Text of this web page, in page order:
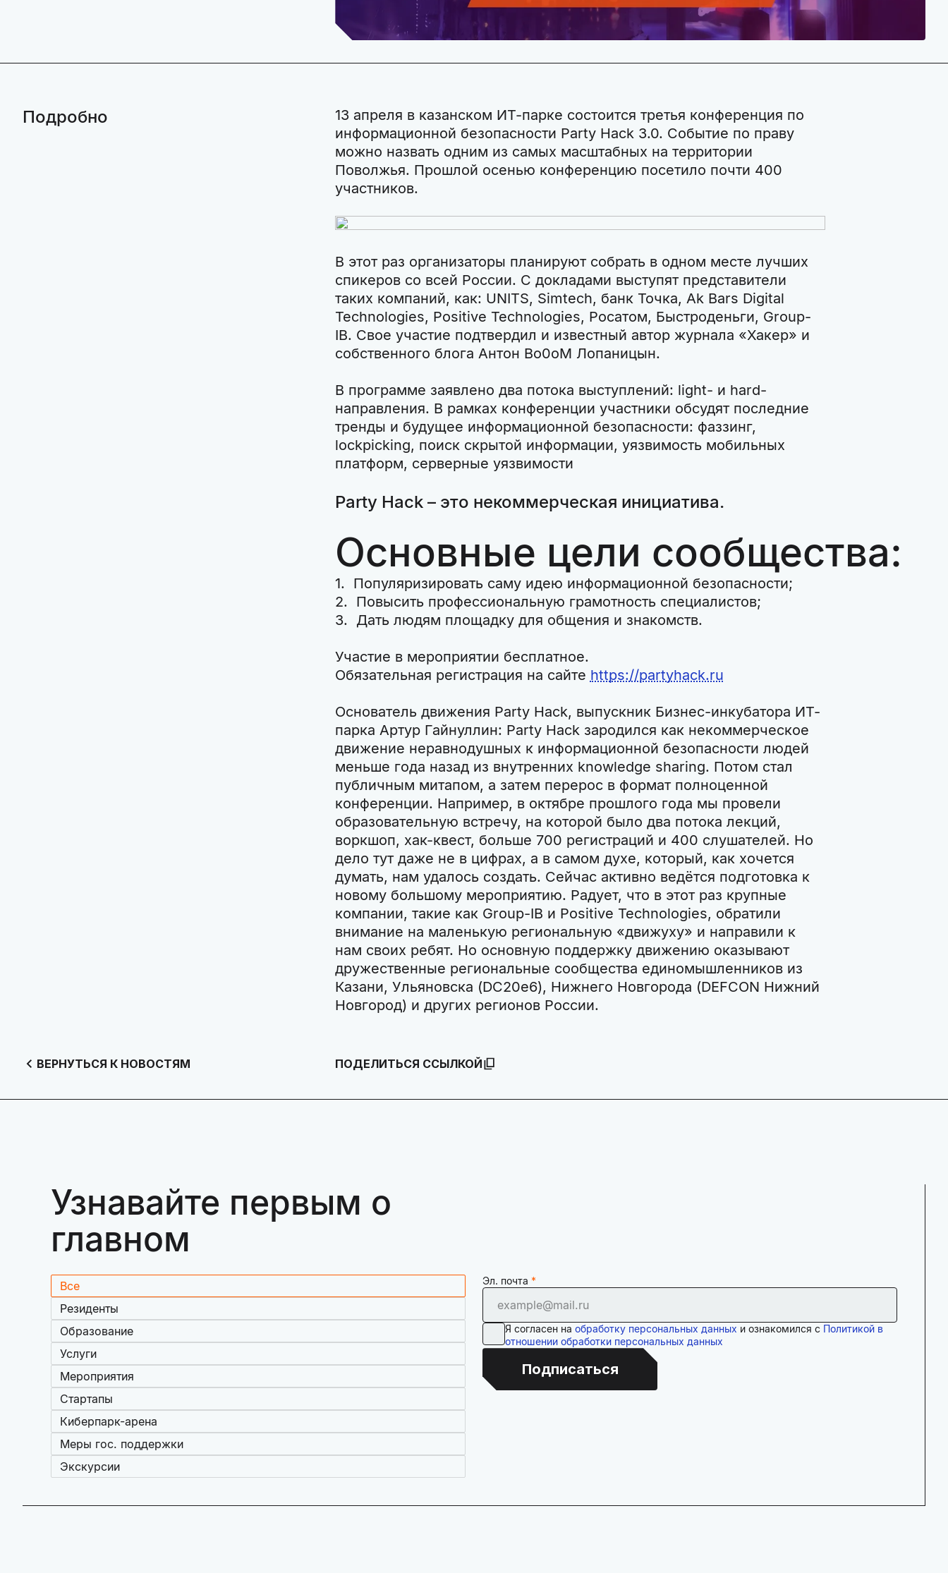
Подробно
13 апреля в казанском ИТ-парке состоится третья конференция по
информационной безопасности Party Hack 3.0. Событие по праву
можно назвать одним из самых масштабных на территории
Поволжья. Прошлой осенью конференцию посетило почти 400
участников.
В этот раз организаторы планируют собрать в одном месте лучших
спикеров со всей России. С докладами выступят представители
таких компаний, как: UNITS, Simtech, банк Точка, Ak Bars Digital
Technologies, Positive Technologies, Росатом, Быстроденьги, Group-
IB. Свое участие подтвердил и известный автор журнала «Хакер» и
собственного блога Антон Bo0oM Лопаницын.
В программе заявлено два потока выступлений: light- и hard-
направления. В рамках конференции участники обсудят последние
тренды и будущее информационной безопасности: фаззинг,
lockpicking, поиск скрытой информации, уязвимость мобильных
платформ, серверные уязвимости
Party Hack – это некоммерческая инициатива.
Основные цели сообщества:
1. Популяризировать саму идею информационной безопасности;
2. Повысить профессиональную грамотность специалистов;
3. Дать людям площадку для общения и знакомств.
Участие в мероприятии бесплатное.
Обязательная регистрация на сайте https://partyhack.ru
Основатель движения Party Hack, выпускник Бизнес-инкубатора ИТ-
парка Артур Гайнуллин: Party Hack зародился как некоммерческое
движение неравнодушных к информационной безопасности людей
меньше года назад из внутренних knowledge sharing. Потом стал
публичным митапом, а затем перерос в формат полноценной
конференции. Например, в октябре прошлого года мы провели
образовательную встречу, на которой было два потока лекций,
воркшоп, хак-квест, больше 700 регистраций и 400 слушателей. Но
дело тут даже не в цифрах, а в самом духе, который, как хочется
думать, нам удалось создать. Сейчас активно ведётся подготовка к
новому большому мероприятию. Радует, что в этот раз крупные
компании, такие как Group-IB и Positive Technologies, обратили
внимание на маленькую региональную «движуху» и направили к
нам своих ребят. Но основную поддержку движению оказывают
дружественные региональные сообщества единомышленников из
Казани, Ульяновска (DC20e6), Нижнего Новгорода (DEFCON Нижний
Новгород) и других регионов России.
ВЕРНУТЬСЯ К НОВОСТЯМ ПОДЕЛИТЬСЯ ССЫЛКОЙ
Узнавайте первым о
главном
Все
Резиденты
Образование
Услуги
Мероприятия
Стартапы
Киберпарк-арена
Меры гос. поддержки
Экскурсии
Эл. почта
Я согласен на обработку персональных данных и ознакомился с Политикой в
отношении обработки персональных данных
Подписаться